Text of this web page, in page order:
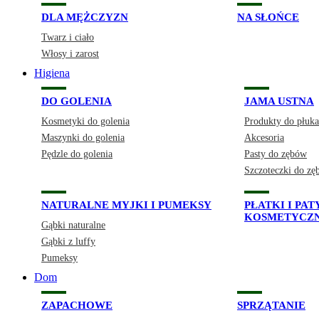
DLA MĘŻCZYZN
Twarz i ciało
Włosy i zarost
NA SŁOŃCE
Higiena
DO GOLENIA
Kosmetyki do golenia
Maszynki do golenia
Pędzle do golenia
JAMA USTNA
Produkty do
Akcesoria
Pasty do zębów
Szczoteczki do
NATURALNE MYJKI I PUMEKSY
Gąbki naturalne
Gąbki z luffy
Pumeksy
PŁATKI I
Dom
ZAPACHOWE SPRZĄTANIE